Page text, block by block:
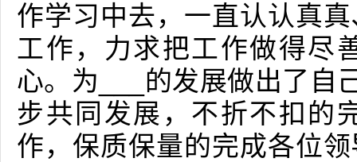
作学习中去，一直认认真
工作，力求把工作做得尽
心。为___的发展做出了自
步共同发展，不折不扣的
作，保质保量的完成各位